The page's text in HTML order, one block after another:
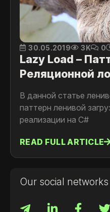
30.05.2019 3K 0
Lazy Load –
Реляционной
В данной статье
паттерн ленивой
реализации на C#
READ FULL ARTICLE
Our social networks